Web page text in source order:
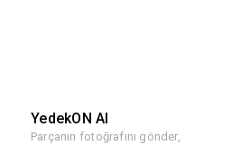
YedekON AI
Parçanın fotoğrafını gönder,